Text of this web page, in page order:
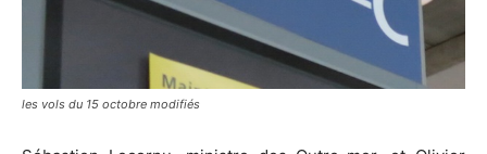
les vols du 15 octobre modifiés